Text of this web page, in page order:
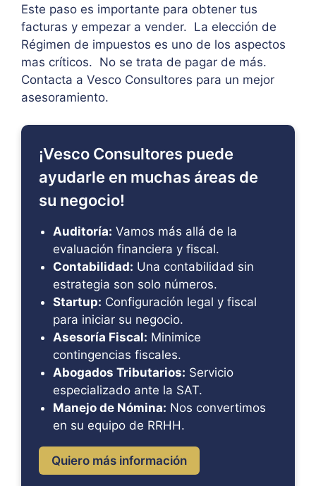
Este paso es importante para obtener tus
facturas y empezar a vender. La elección de
Régimen de impuestos es uno de los aspectos
mas críticos. No se trata de pagar de más.
Contacta a Vesco Consultores para un mejor
asesoramiento.
¡Vesco Consultores puede
ayudarle en muchas áreas de
su negocio!
Auditoría: Vamos más allá de la
evaluación financiera y fiscal.
Contabilidad: Una contabilidad sin
estrategia son solo números.
Startup: Configuración legal y fiscal
para iniciar su negocio.
Asesoría Fiscal: Minimice
contingencias fiscales.
Abogados Tributarios: Servicio
especializado ante la SAT.
Manejo de Nómina: Nos convertimos
en su equipo de RRHH.
Quiero más información